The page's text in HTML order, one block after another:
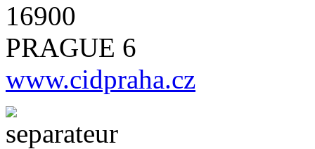
16900
PRAGUE 6
www.cidpraha.cz